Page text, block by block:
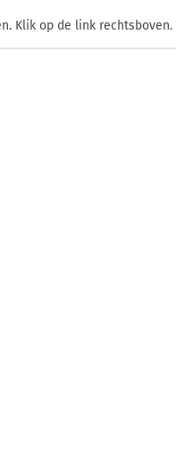
Klik op de link rechtsboven.